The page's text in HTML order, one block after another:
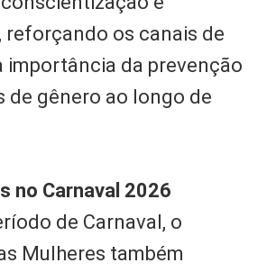
reforçando os canais de
importância da prevenção
de gênero ao longo de
no Carnaval 2026
de Carnaval, o
Mulheres também